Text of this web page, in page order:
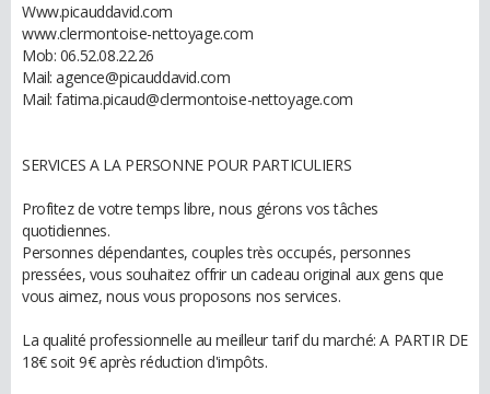
Www.picauddavid.com
www.clermontoise-nettoyage.com
Mob: 06.52.08.22.26
Mail: agence@picauddavid.com
Mail: fatima.picaud@clermontoise-nettoyage.com
SERVICES A LA PERSONNE POUR PARTICULIERS
Profitez de votre temps libre, nous gérons vos tâches
quotidiennes.
Personnes dépendantes, couples très occupés, personnes
pressées, vous souhaitez offrir un cadeau original aux gens que
vous aimez, nous vous proposons nos services.
La qualité professionnelle au meilleur tarif du marché: A PARTIR DE
18€ soit 9€ après réduction d'impôts.